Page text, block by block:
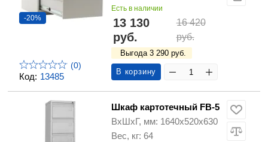
Код: 13485
-20%
(0)
Есть в наличии
13 130
руб.
16 420
руб.
Выгода 3 290 руб.
В корзину
Шкаф картотечный FB-5
ВхШхГ, мм: 1640х520х630
Вес, кг: 64